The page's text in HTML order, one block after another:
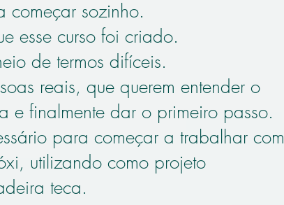
começar sozinho.
esse curso foi criado.
de termos difíceis.
reais, que querem entender o
e finalmente dar o primeiro passo.
para começar a trabalhar com
utilizando como projeto
teca.